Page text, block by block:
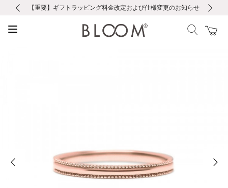
お修理・アフターサービスのご案内
【重要】令和８年熊本地震に伴う集配への影響について
【重要】ギフトラッピング料金改定および仕様変更のお知らせ
【重要】夏季休業の営業についてのご案内
税込5,500円以上で送料無料｜最短24時間以内に発送
新規会員登録で1000ポイントプレゼント！
新規LINE友だち登録で500円クーポンプレゼント
会員限定！レビュー投稿で100ポイントプレゼント
お修理・アフターサービスのご案内
【重要】令和８年熊本地震に伴う集配への影響について